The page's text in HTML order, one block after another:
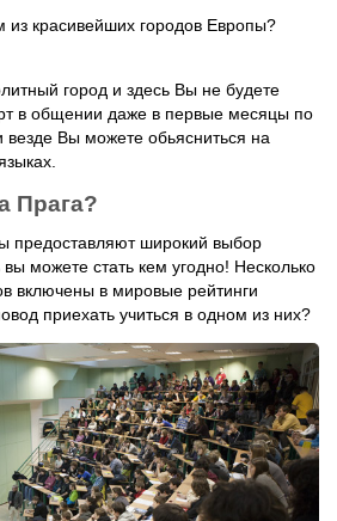
из красивейших городов Европы?
город и здесь Вы не будете
в общении даже в первые месяцы по
везде Вы можете обьясниться на
Прага?
предоставляют широкий выбор
можете стать кем угодно! Несколько
включены в мировые рейтинги
приехать учиться в одном из них?